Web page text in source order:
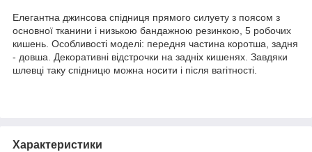
Елегантна джинсова спідниця прямого силуету з поясом з
основної тканини і низькою бандажною резинкою, 5 робочих
кишень. Особливості моделі: передня частина коротша, задня
- довша. Декоративні відстрочки на задніх кишенях. Завдяки
шлевці таку спідницю можна носити і після вагітності.
Характеристики